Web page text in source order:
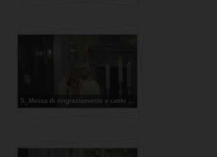
S. Messa di ringraziamento e canto del Te Deum – 31 dicembre 2020